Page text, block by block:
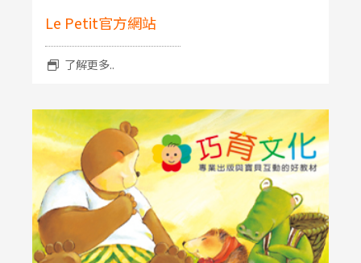
Le Petit官方網站
了解更多..